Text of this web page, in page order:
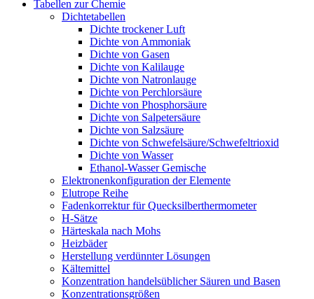
Tabellen zur Chemie
Dichtetabellen
Dichte trockener Luft
Dichte von Ammoniak
Dichte von Gasen
Dichte von Kalilauge
Dichte von Natronlauge
Dichte von Perchlorsäure
Dichte von Phosphorsäure
Dichte von Salpetersäure
Dichte von Salzsäure
Dichte von Schwefelsäure/Schwefeltrioxid
Dichte von Wasser
Ethanol-Wasser Gemische
Elektronenkonfiguration der Elemente
Elutrope Reihe
Fadenkorrektur für Quecksilberthermometer
H-Sätze
Härteskala nach Mohs
Heizbäder
Herstellung verdünnter Lösungen
Kältemittel
Konzentration handelsüblicher Säuren und Basen
Konzentrationsgrößen